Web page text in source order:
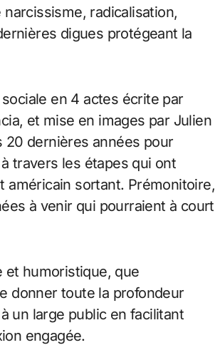
radicalisation,
digues protégeant la
en 4 actes écrite par
et mise en images par Julien
20 dernières années pour
travers les étapes qui ont
américain sortant. Prémonitoire,
à venir qui pourraient à court
et humoristique, que
donner toute la profondeur
un large public en facilitant
engagée.